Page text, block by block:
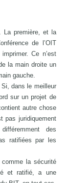
La première, et la
de l’OIT
Ce n’est
la main droite un
gauche.
Si, dans le meilleur
sur un projet de
autre chose
pas juridiquement
des
ratifiées par les
la sécurité
et ratifié, a une